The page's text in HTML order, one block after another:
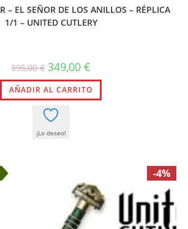
– EL SEÑOR DE LOS ANILLOS – RÉPLICA
1/1 – UNITED CUTLERY
395,00€ El
precio
original
era:
395,00 €.
349,00 €
actual
es:
349,00 €.
AÑADIR AL CARRITO
¡Lo deseo!
-4%